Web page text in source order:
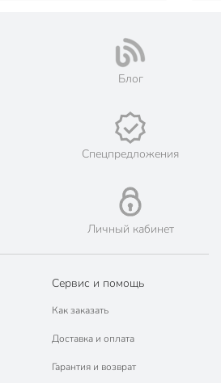
Блог
Спецпредложения
Личный кабинет
Сервис и помощь
Как заказать
Доставка и оплата
Гарантия и возврат